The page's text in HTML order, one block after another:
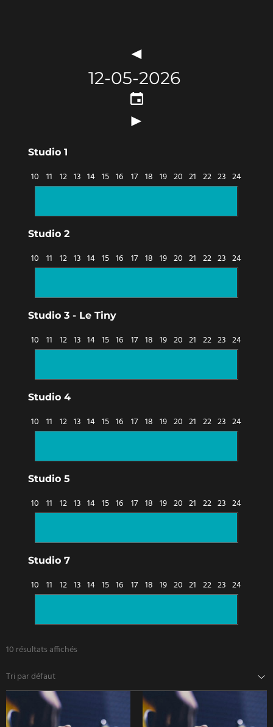
Studio 1
10 11 12 13 14 15 16 17 18 19 20 21 22 23 24
Studio 2
10 11 12 13 14 15 16 17 18 19 20 21 22 23 24
Studio 3 - Le Tiny
10 11 12 13 14 15 16 17 18 19 20 21 22 23 24
Studio 4
10 11 12 13 14 15 16 17 18 19 20 21 22 23 24
Studio 5
10 11 12 13 14 15 16 17 18 19 20 21 22 23 24
Studio 7
10 11 12 13 14 15 16 17 18 19 20 21 22 23 24
10 résultats affichés